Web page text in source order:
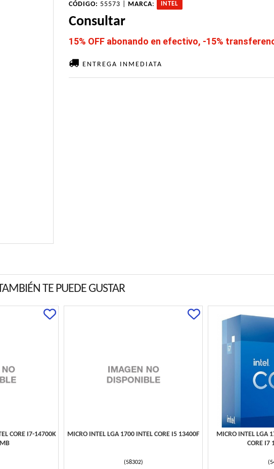
CÓDIGO: 55573 | MARCA: INTEL
Consultar
15% OFF abonando en efectivo, -15%
ENTREGA INMEDIATA
TE PUEDE GUSTAR
CORE I7-14700K
MICRO INTEL LGA 1700 INTEL CORE I5 13400F
(58302)
MICRO INTEL LGA
CORE I7
(